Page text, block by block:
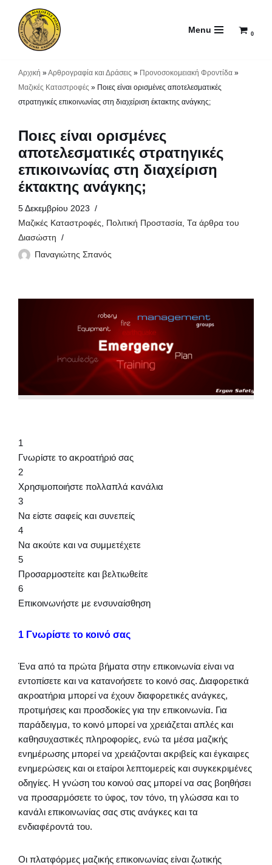
Μεταπηδήστε
Menu 0
Αρχική »Αρθρογραφία και Δράσεις » Προνοσοκομειακή Φροντίδα »
Μαζικές Καταστροφές » Ποιες είναι ορισμένες αποτελεσματικές
στρατηγικές επικοινωνίας στη διαχείριση έκτακτης ανάγκης;
Ποιες είναι ορισμένες
αποτελεσματικές στρατηγικές
επικοινωνίας στη διαχείριση
έκτακτης ανάγκης;
5 Δεκεμβρίου 2023
Μαζικές Καταστροφές, Πολιτική Προστασία, Τα άρθρα του
Διασώστη
Παναγιώτης Σπανός
1
Γνωρίστε το ακροατήριό σας
2
Χρησιμοποιήστε πολλαπλά κανάλια
3
Να είστε σαφείς και συνεπείς
4
Να ακούτε και να συμμετέχετε
5
Προσαρμοστείτε και βελτιωθείτε
6
Επικοινωνήστε με ενσυναίσθηση
1 Γνωρίστε το κοινό σας
Ένα από τα πρώτα βήματα στην επικοινωνία είναι να
εντοπίσετε και να κατανοήσετε το κοινό σας. Διαφορετικά
ακροατήρια μπορεί να έχουν διαφορετικές ανάγκες,
προτιμήσεις και προσδοκίες για την επικοινωνία. Για
παράδειγμα, το κοινό μπορεί να χρειάζεται απλές και
καθησυχαστικές πληροφορίες, ενώ τα μέσα μαζικής
ενημέρωσης μπορεί να χρειάζονται ακριβείς και έγκαιρες
ενημερώσεις και οι εταίροι λεπτομερείς και συγκεκριμένες
οδηγίες. Η γνώση του κοινού σας μπορεί να σας βοηθήσει
να προσαρμόσετε το ύφος, τον τόνο, τη γλώσσα και το
κανάλι επικοινωνίας σας στις ανάγκες και τα
ενδιαφέροντά του.
Οι πλατφόρμες μαζικής επικοινωνίας είναι ζωτικής